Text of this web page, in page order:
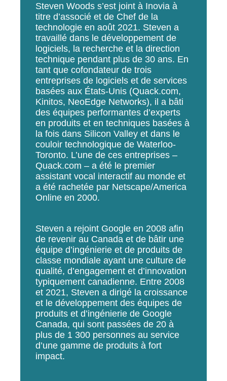
Steven Woods s’est joint à Inovia à
titre d’associé et de Chef de la
technologie en août 2021. Steven a
travaillé dans le développement de
logiciels, la recherche et la direction
technique pendant plus de 30 ans. En
tant que cofondateur de trois
entreprises de logiciels et de services
basées aux États-Unis (Quack.com,
Kinitos, NeoEdge Networks), il a bâti
des équipes performantes d’experts
en produits et en techniques basées à
la fois dans Silicon Valley et dans le
couloir technologique de Waterloo-
Toronto. L’une de ces entreprises –
Quack.com – a été le premier
assistant vocal interactif au monde et
a été rachetée par Netscape/America
Online en 2000.
Steven a rejoint Google en 2008 afin
de revenir au Canada et de bâtir une
équipe d’ingénierie et de produits de
classe mondiale ayant une culture de
qualité, d’engagement et d’innovation
typiquement canadienne. Entre 2008
et 2021, Steven a dirigé la croissance
et le développement des équipes de
produits et d’ingénierie de Google
Canada, qui sont passées de 20 à
plus de 1 300 personnes au service
d’une gamme de produits à fort
impact.